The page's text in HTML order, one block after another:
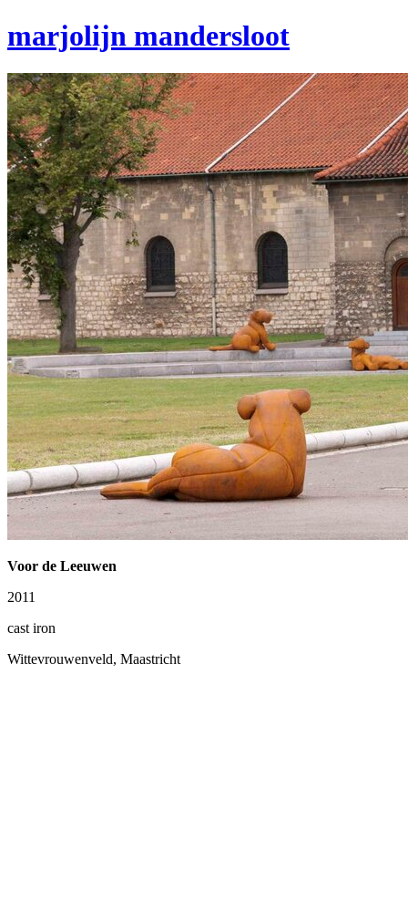
marjolijn mandersloot
Voor de Leeuwen
2011
cast iron
Wittevrouwenveld, Maastricht